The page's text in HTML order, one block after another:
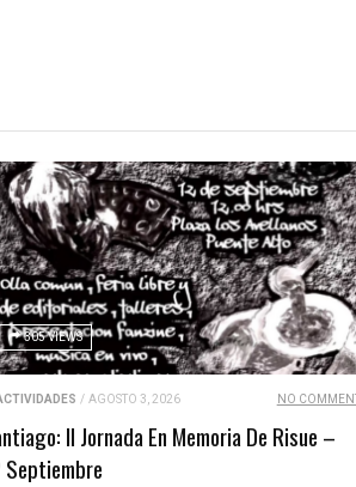
305 VIEWS
/ AGOSTO 3, 2026 NO COMMENT
II Jornada En Memoria De Risue –
Septiembre